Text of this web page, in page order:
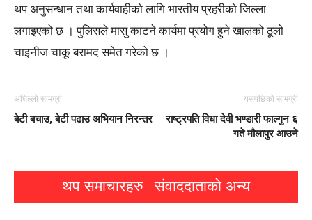
थप अनुसन्धान तथा कार्यवाहीको लागि भारतीय प्रहरीको जिल्ला
लगाइएको छ । पुलिसले मासु काटने कार्यमा प्रयोग हुने खालको ठूलो
चाइनीज चाकू बरामद समेत गरेको छ ।
अघिल्लो सामग्री
बेटी बचाउ, बेटी पढाउ अभियान निरन्तर
यसपछिको सामग्री
राष्ट्रपति विधा देवी भण्डारी फाल्गुन ६
गते मौलापुर आउने
थप समाचारहरु संवाददाताको अन्य